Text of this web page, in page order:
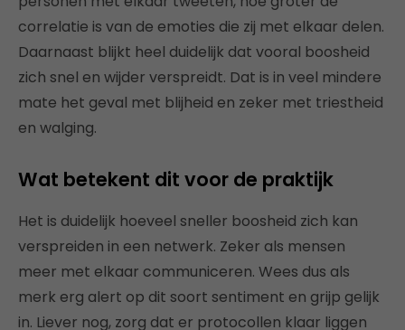
correlatie is van de emoties die zij met elkaar delen.
Daarnaast blijkt heel duidelijk dat vooral boosheid
zich snel en wijder verspreidt. Dat is in veel mindere
mate het geval met blijheid en zeker met triestheid
en walging.
Wat betekent dit voor de praktijk
Het is duidelijk hoeveel sneller boosheid zich kan
verspreiden in een netwerk. Zeker als mensen
meer met elkaar communiceren. Wees dus als
merk erg alert op dit soort sentiment en grijp gelijk
in. Liever nog, zorg dat er protocollen klaar liggen